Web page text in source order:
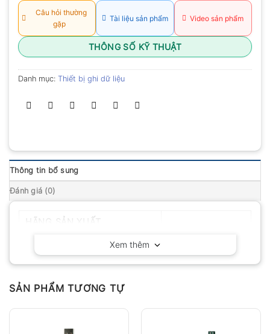
Câu hỏi thường
gặp
Tài liệu sản phẩm Video sản phẩm
THÔNG SỐ KỸ THUẬT
Danh mục: Thiết bị ghi dữ liệu
Thông tin bổ sung
Đánh giá (0)
Xem thêm
SẢN PHẨM TƯƠNG TỰ